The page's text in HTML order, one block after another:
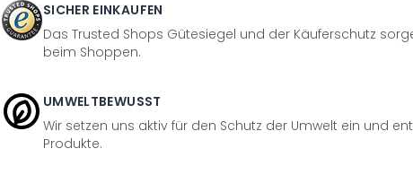
SICHER EINKAUFEN
Das Trusted Shops Gütesiegel und der Käuferschutz
beim Shoppen.
UMWELTBEWUSST
Wir setzen uns aktiv für den Schutz der Umwelt ein und
Produkte.